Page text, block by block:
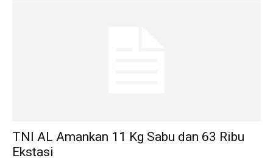
TNI AL Amankan 11 Kg Sabu dan 63 Ribu
Ekstasi